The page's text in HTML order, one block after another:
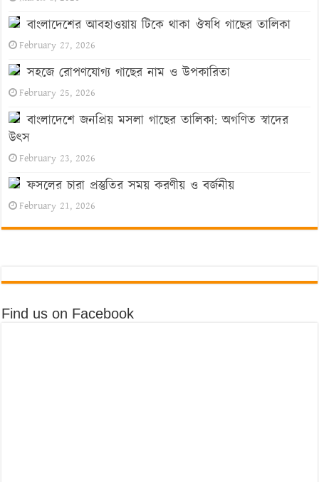
বাংলাদেশের আবহাওয়ায় টিকে থাকা ঔষধি গাছের তালিকা
February 27, 2026
সহজে রোপণযোগ্য গাছের নাম ও উপকারিতা
February 25, 2026
বাংলাদেশে জনপ্রিয় মসলা গাছের তালিকা: অগণিত স্বাদের
উৎস
February 23, 2026
ফসলের চারা প্রস্তুতির সময় করণীয় ও বর্জনীয়
February 21, 2026
Find us on Facebook